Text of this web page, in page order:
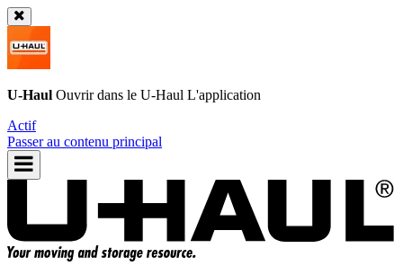
U-Haul Ouvrir dans le U-Haul L'application
Actif
Passer au contenu principal